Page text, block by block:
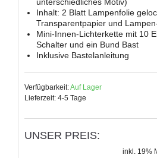
Inhalt: 2 Blatt Lampenfolie
Transparentpapier und
Mini-Innen-Lichterkette mit 10
Schalter und ein Bund Bast
Inklusive Bastelanleitung
Verfügbarkeit:Auf Lager
Lieferzeit: 4-5 Tage
UNSER PREIS:
inkl. 19%